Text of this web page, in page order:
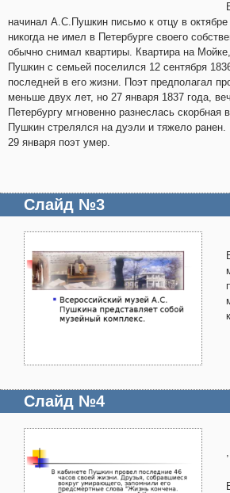
начинал А.С.Пушкин письмо к отцу в
никогда не имел в Петербурге своего
обычно снимал квартиры. Квартира на
Пушкин с семьей поселился 12 сентября
последней в его жизни. Поэт предполагал
меньше двух лет, но 27 января 1837 года,
Петербургу мгновенно разнеслась скорбная
Пушкин стрелялся на дуэли и тяжело ранен.
29 января поэт умер.
Слайд №3
Слайд №4
,